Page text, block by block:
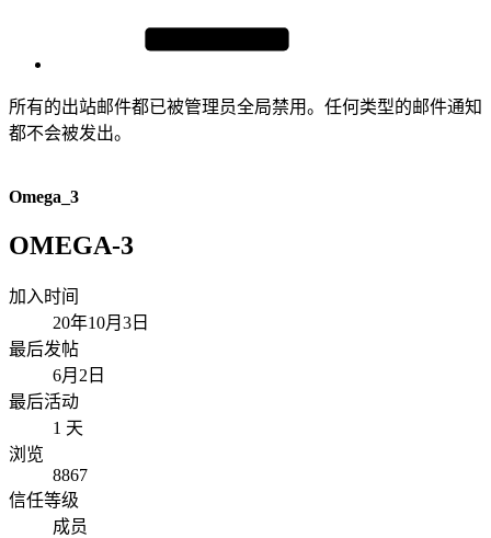
所有的出站邮件都已被管理员全局禁用。任何类型的邮件通知
都不会被发出。
Omega_3
OMEGA-3
加入时间
20年10月3日
最后发帖
6月2日
最后活动
1 天
浏览
8867
信任等级
成员